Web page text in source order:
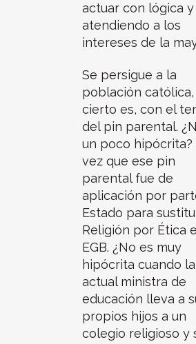
actuar con lógica y
atendiendo a los
intereses de la
Se persigue a la
población católica,
cierto es, con el
del pin parental.
un poco hipócrita?
vez que ese pin
parental fue de
aplicación por
Estado para
Religión por Ética
EGB. ¿No es muy
hipócrita cuando la
actual ministra de
educación lleva a
propios hijos a un
colegio religioso y